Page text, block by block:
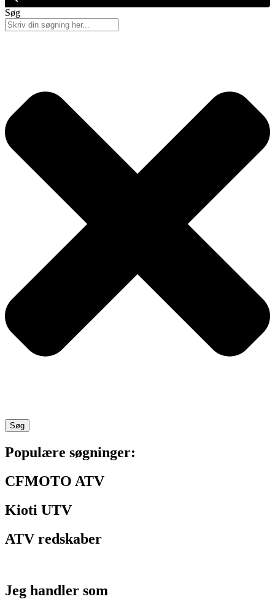
Søg
Søg
Populære søgninger:
CFMOTO ATV
Kioti UTV
ATV redskaber
Jeg handler som